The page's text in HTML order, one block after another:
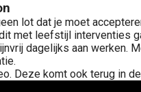
lot dat je moet
met leefstijl interventies
dagelijks aan werken.
Deze komt ook terug in